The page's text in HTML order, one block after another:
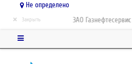
Не определено
ЗАО
× Закрыть